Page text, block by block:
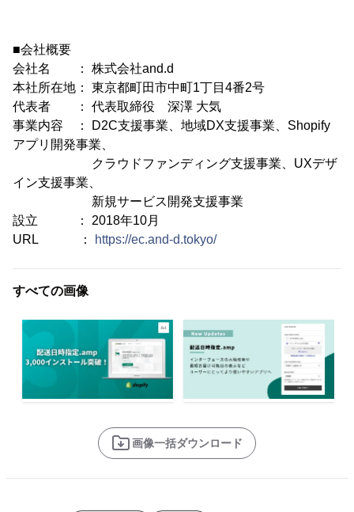
■会社概要
会社名 ： 株式会社and.d
本社所在地： 東京都町田市中町1丁目4番2号
代表者 ： 代表取締役 深澤 大気
事業内容 ： D2C支援事業、地域DX支援事業、Shopify
アプリ開発事業、
クラウドファンディング支援事業、UXデザ
イン支援事業、
新規サービス開発支援事業
設立 ： 2018年10月
URL ：
https://ec.and-d.tokyo/
すべての画像
画像一括ダウンロード